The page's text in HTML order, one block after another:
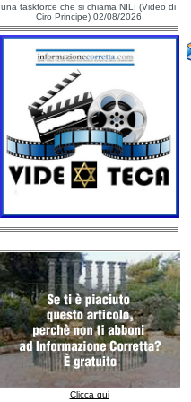
una taskforce che si chiama NILI (Video di
Ciro Principe) 02/08/2026
Clicca qui